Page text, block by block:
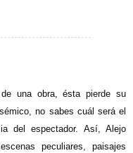
una obra, ésta pierde su
no sabes cuál será el
del espectador. Así, Alejo
peculiares, paisajes